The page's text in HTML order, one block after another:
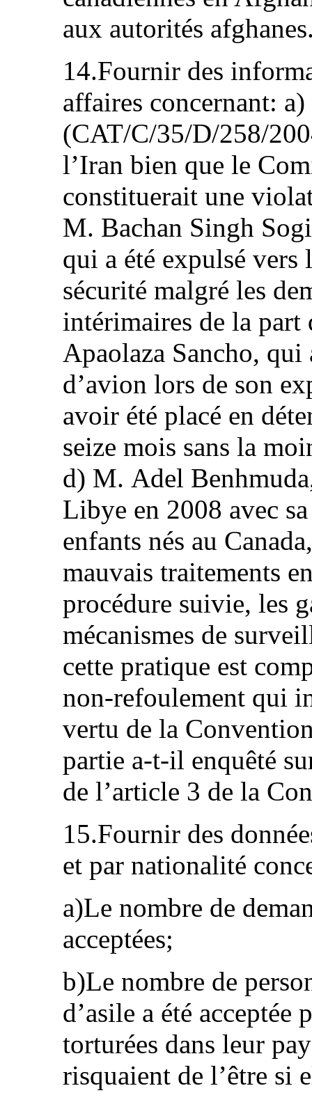
aux autorités
14.Fournir des
affaires concernant:
(CAT/C/35/D/258/
l’Iran bien que le
constituerait une
M. Bachan Singh
qui a été expulsé vers
sécurité malgré les
intérimaires de la
Apaolaza Sancho, qui
d’avion lors de son
avoir été placé en
seize mois sans la
d) M. Adel
Libye en 2008 avec
enfants nés au
mauvais traitements
procédure suivie, les
mécanismes de
cette pratique est
non-refoulement qui
vertu de la
partie a-t-il enquêté
de l’article 3 de la
15.Fournir des
et par nationalité
a)Le nombre de
acceptées;
b)Le nombre de
d’asile a été acceptée
torturées dans leur
risquaient de l’être si